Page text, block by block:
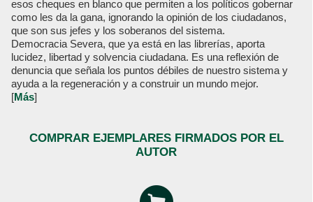
esos cheques en blanco que permiten a los políticos gobernar
como les da la gana, ignorando la opinión de los ciudadanos,
que son sus jefes y los soberanos del sistema.
Democracia Severa, que ya está en las librerías, aporta
lucidez, libertad y solvencia ciudadana. Es una reflexión de
denuncia que señala los puntos débiles de nuestro sistema y
ayuda a la regeneración y a construir un mundo mejor.
[Más]
COMPRAR EJEMPLARES FIRMADOS POR EL
AUTOR